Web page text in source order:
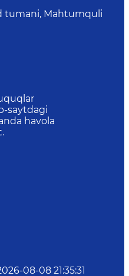
tumani, Mahtumquli
saytdagi
havola
08-08 21:35:31